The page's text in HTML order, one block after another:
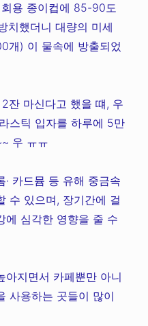
용 종이컵에 85-90도
치했더니 대량의 미세
개) 이 물속에 방출되었
잔 마신다고 했을 떄, 우
스틱 입자를 하루에 5만
우 ㅠㅠ
카드뮴 등 유해 중금속
수 있으며, 장기간에 걸
에 심각한 영향을 줄 수
아지면서 카페뿐만 아니
사용하는 곳들이 많이